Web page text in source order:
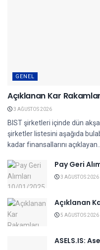
GENEL
Açıklanan Kar
3 AĞUSTOS 2026
BIST şirketleri içinde dün
şirketler listesini aşağıda
kadar finansallarını açıklayan...
Pay Geri
3 AĞUSTOS 2026
Açıklanan
5 AĞUSTOS 2026
ASELS.IS: